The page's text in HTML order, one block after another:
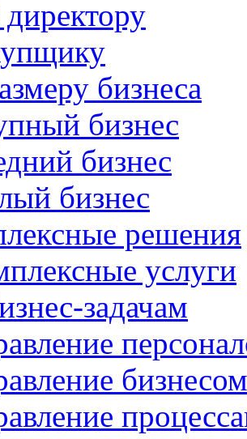
бизнеса
бизнес
бизнес
бизнес
решения
услуги
задачам
бизнесом